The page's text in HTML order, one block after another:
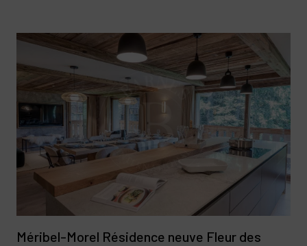
Méribel-Morel Résidence neuve Fleur des